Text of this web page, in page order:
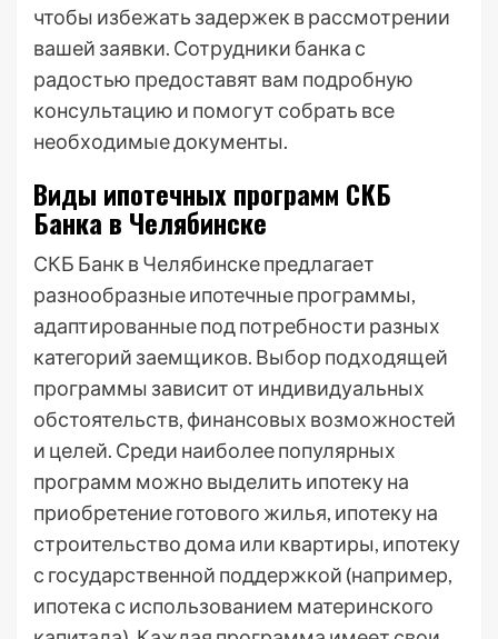
чтобы избежать задержек в рассмотрении
вашей заявки. Сотрудники банка с
радостью предоставят вам подробную
консультацию и помогут собрать все
необходимые документы.
Виды ипотечных программ СКБ
Банка в Челябинске
СКБ Банк в Челябинске предлагает
разнообразные ипотечные программы,
адаптированные под потребности разных
категорий заемщиков. Выбор подходящей
программы зависит от индивидуальных
обстоятельств, финансовых возможностей
и целей. Среди наиболее популярных
программ можно выделить ипотеку на
приобретение готового жилья, ипотеку на
строительство дома или квартиры, ипотеку
с государственной поддержкой (например,
ипотека с использованием материнского